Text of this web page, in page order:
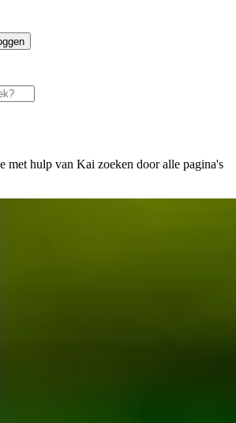
met hulp van Kai zoeken door alle pagina's